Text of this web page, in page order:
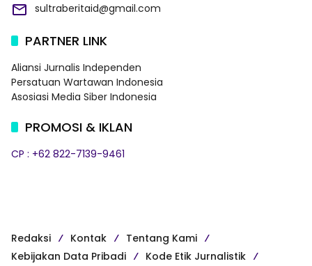
sultraberitaid@gmail.com
PARTNER LINK
Aliansi Jurnalis Independen
Persatuan Wartawan Indonesia
Asosiasi Media Siber Indonesia
PROMOSI & IKLAN
CP : +62 822-7139-9461
Redaksi Kontak
Tentang Kami
Kebijakan Data Pribadi
Kode Etik Jurnalistik